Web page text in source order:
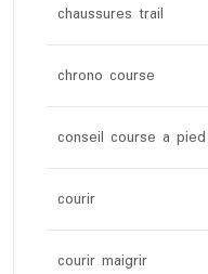
chaussures trail
chrono course
conseil course a pied
courir
courir maigrir